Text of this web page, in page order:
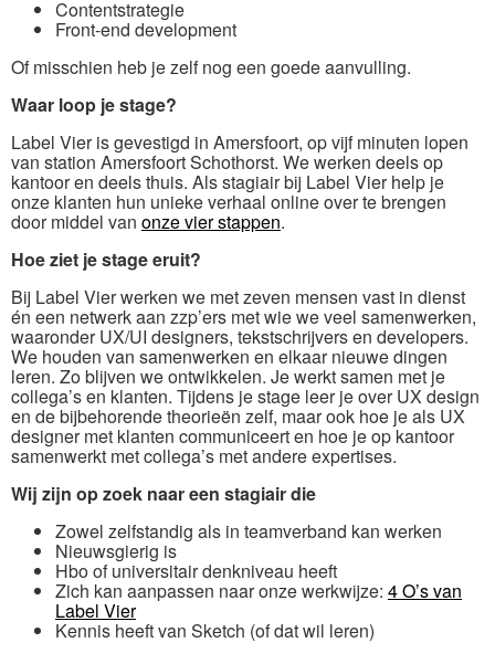
Contentstrategie
Front-end development
Of misschien heb je zelf nog een goede aanvulling.
Waar loop je stage?
Label Vier is gevestigd in Amersfoort, op vijf minuten lopen
van station Amersfoort Schothorst. We werken deels op
kantoor en deels thuis. Als stagiair bij Label Vier help je
onze klanten hun unieke verhaal online over te brengen
door middel van onze vier stappen.
Hoe ziet je stage eruit?
Bij Label Vier werken we met zeven mensen vast in dienst
én een netwerk aan zzp’ers met wie we veel samenwerken,
waaronder UX/UI designers, tekstschrijvers en developers.
We houden van samenwerken en elkaar nieuwe dingen
leren. Zo blijven we ontwikkelen. Je werkt samen met je
collega’s en klanten. Tijdens je stage leer je over UX design
en de bijbehorende theorieën zelf, maar ook hoe je als UX
designer met klanten communiceert en hoe je op kantoor
samenwerkt met collega’s met andere expertises.
Wij zijn op zoek naar een stagiair die
Zowel zelfstandig als in teamverband kan werken
Nieuwsgierig is
Hbo of universitair denkniveau heeft
Zich kan aanpassen naar onze werkwijze: 4 O’s van
Label Vier
Kennis heeft van Sketch (of dat wil leren)